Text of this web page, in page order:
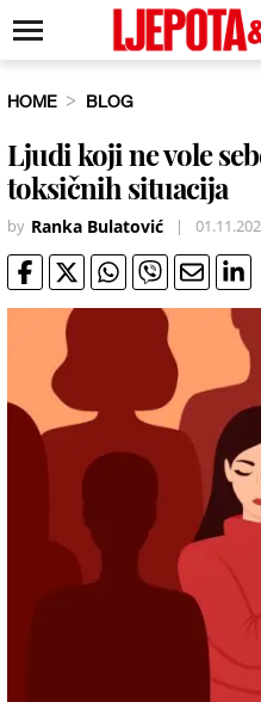
HOME BLOG
Ljudi koji ne vole
toksičnih situacija
by Ranka Bulatović |